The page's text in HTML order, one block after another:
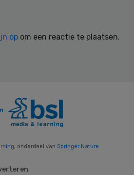
op om een reactie te plaatsen.
, onderdeel van Springer Nature